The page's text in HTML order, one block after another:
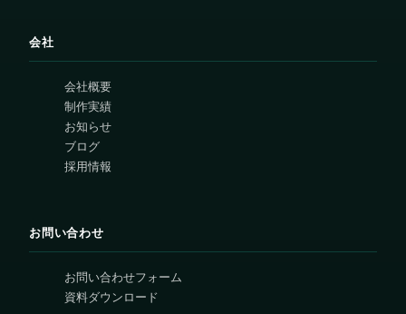
会社
会社概要
制作実績
お知らせ
ブログ
採用情報
お問い合わせ
お問い合わせフォーム
資料ダウンロード